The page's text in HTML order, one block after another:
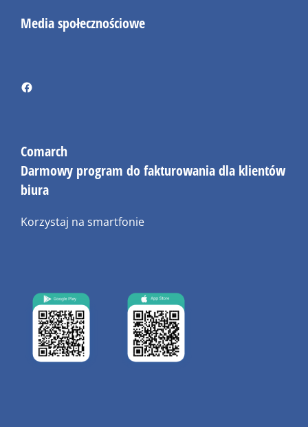
Media społecznościowe
Comarch
Darmowy program do fakturowania dla klientów
biura
Korzystaj na smartfonie